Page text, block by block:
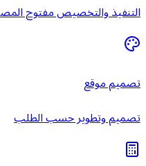
التنفيذ والتخصيص مفتوح
تصميم موقع
تصميم وتطوير حسب الطلب